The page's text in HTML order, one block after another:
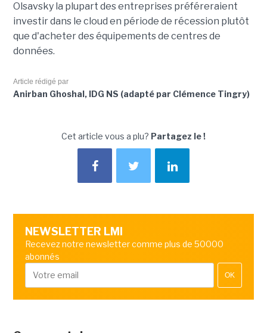
Olsavsky la plupart des entreprises préféreraient
investir dans le cloud en période de récession plutôt
que d'acheter des équipements de centres de
données.
Article rédigé par
Anirban Ghoshal, IDG NS (adapté par Clémence Tingry)
Cet article vous a plu? Partagez le !
NEWSLETTER LMI
Recevez notre newsletter comme plus de 50000
abonnés
OK